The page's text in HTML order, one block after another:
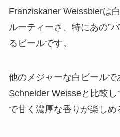
Franziskaner Weissbierは
ルーティーさ、特にあの”
るビールです。
他のメジャーな白ビールで
Schneider Weisseと比較し
で甘く濃厚な香りが楽しめ